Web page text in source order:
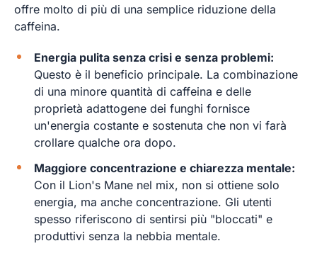
offre molto di più di una semplice riduzione della
caffeina.
Energia pulita senza crisi e senza problemi:
Questo è il beneficio principale. La combinazione
di una minore quantità di caffeina e delle
proprietà adattogene dei funghi fornisce
un'energia costante e sostenuta che non vi farà
crollare qualche ora dopo.
Maggiore concentrazione e chiarezza mentale:
Con il Lion's Mane nel mix, non si ottiene solo
energia, ma anche concentrazione. Gli utenti
spesso riferiscono di sentirsi più "bloccati" e
produttivi senza la nebbia mentale.